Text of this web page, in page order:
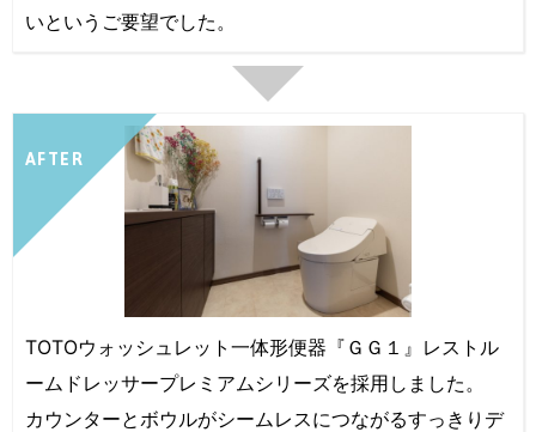
いというご要望でした。
AFTER
TOTOウォッシュレット一体形便器『ＧＧ１』レストル
ームドレッサープレミアムシリーズを採用しました。
カウンターとボウルがシームレスにつながるすっきりデ